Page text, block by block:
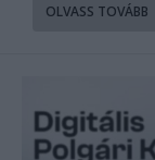
OLVASS TOVÁBB